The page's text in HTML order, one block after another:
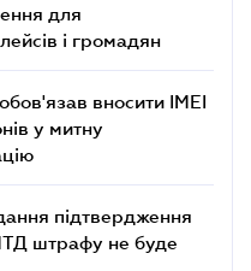
для
і громадян
вносити IMEI
у митну
підтвердження
штрафу не буде